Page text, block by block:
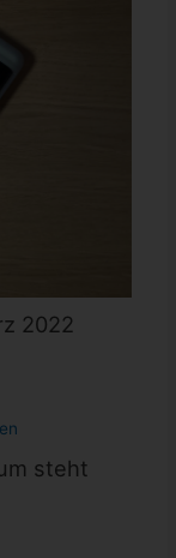
2022
steht